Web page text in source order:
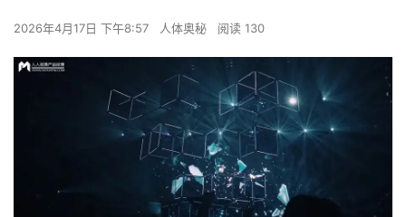
2026年4月17日 下午8:57 人体奥秘 阅读 130